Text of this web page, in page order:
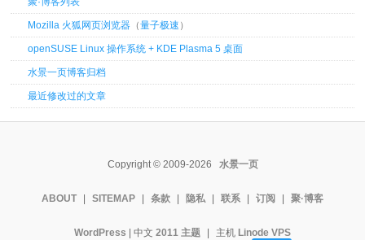
Mozilla 火狐网页浏览器 （量子极速 ）
openSUSE Linux 操作系统 + KDE Plasma 5 桌面
水景一页博客归档
最近修改过的文章
Copyright © 2009-2026 水景一页
ABOUT SITEMAP 条款 隐私 联系 订阅 聚·博客
WordPress | 中文 2011 主题 主机 Linode VPS